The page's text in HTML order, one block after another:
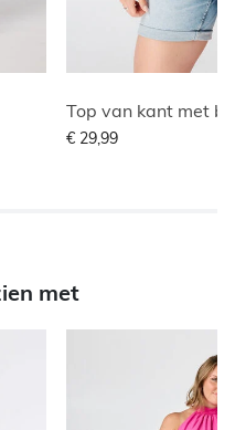
Top van kant met
€ 29,99
met